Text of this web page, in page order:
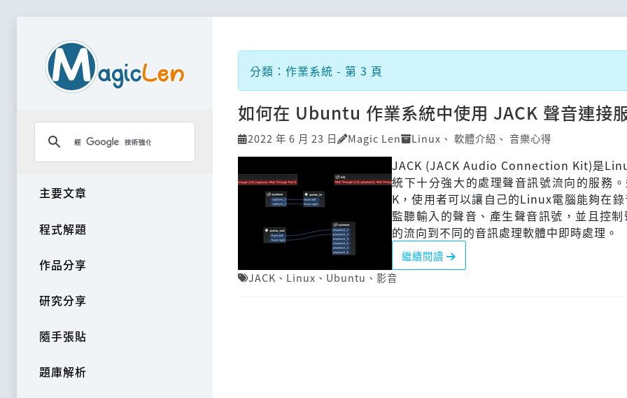
主要文章
程式解題
作品分享
研究分享
隨手張貼
題庫解析
分類：作業系統 - 第 3 頁
如何在 Ubuntu 作業系統中使用 JACK 聲音連接
2022 年 6 月 23 日 Magic Len Linux 、 軟體介紹 、 音樂心得
JACK (JACK Audio Connection Kit)是
統下十分強大的處理聲音訊號流向的服務
K，使用者可以讓自己的Linux電腦能夠在
監聽輸入的聲音、產生聲音訊號，並且控
的流向到不同的音訊處理軟體中即時處理。
繼續閱讀
JACK 、 Linux 、 Ubuntu 、 影音